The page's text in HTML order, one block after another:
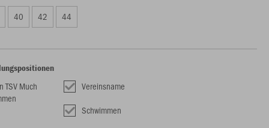
40
42 44
TSV Much
Vereinsname
Schwimmen